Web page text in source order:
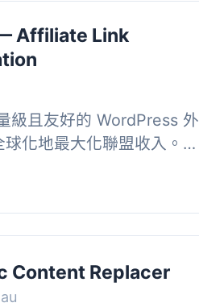
Affiliate Link
級且友好的 WordPress 外
化地最大化聯盟收入。它
您所在的...
Content Replacer